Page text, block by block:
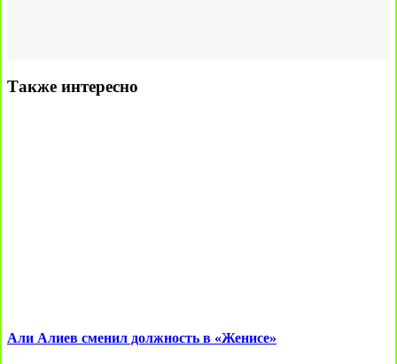
Также интересно
Али Алиев сменил должность в «Женисе»